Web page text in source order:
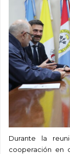
Durante la
cooperación en